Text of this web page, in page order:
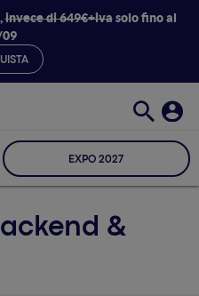
invece di 649€+ivasolo fino al
EXPO 2027
&